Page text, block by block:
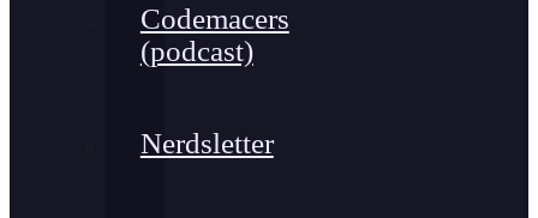
Codemacers
(podcast)
Nerdsletter